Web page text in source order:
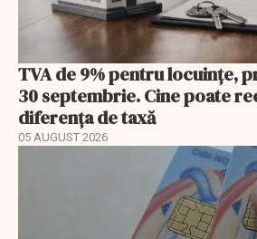
TVA de 9% pentru locuințe,
30 septembrie. Cine poate
diferența de taxă
05 AUGUST 2026